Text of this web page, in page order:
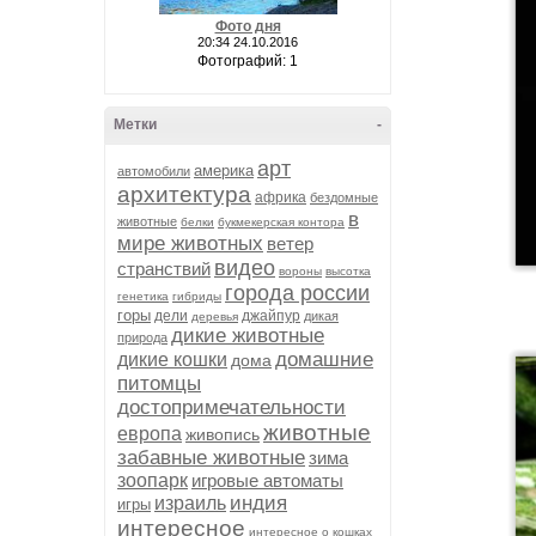
Фото дня
20:34 24.10.2016
Фотографий: 1
-
Метки
автомобили америка арт
архитектура африка бездомные
животные белки букмекерская контора в
мире животных ветер
странствий видео вороны высотка
генетика гибриды города россии
горы дели деревья джайпур дикая
природа дикие животные
дикие кошки дома домашние
питомцы
достопримечательности
европа живописьживотные
забавные животныезима
зоопарк игровые автоматы
игры израиль индия
интересное интересное о кошках